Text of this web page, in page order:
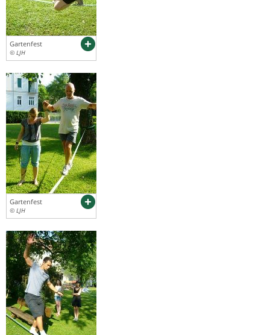
Gartenfest
© LJH
Gartenfest
© LJH